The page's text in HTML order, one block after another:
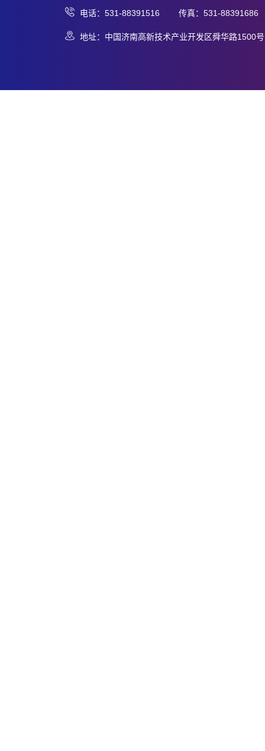
电话：531-88391516 传真：531-88391686
地址：中国济南高新技术产业开发区舜华路